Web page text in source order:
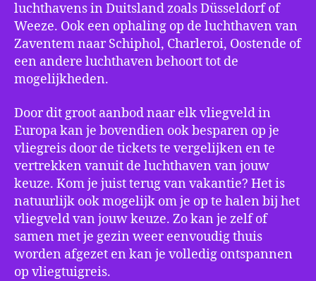
luchthavens in Duitsland zoals Düsseldorf of
Weeze. Ook een ophaling op de luchthaven van
Zaventem naar Schiphol, Charleroi, Oostende of
een andere luchthaven behoort tot de
mogelijkheden.
Door dit groot aanbod naar elk vliegveld in
Europa kan je bovendien ook besparen op je
vliegreis door de tickets te vergelijken en te
vertrekken vanuit de luchthaven van jouw
keuze. Kom je juist terug van vakantie? Het is
natuurlijk ook mogelijk om je op te halen bij het
vliegveld van jouw keuze. Zo kan je zelf of
samen met je gezin weer eenvoudig thuis
worden afgezet en kan je volledig ontspannen
op vliegtuigreis.